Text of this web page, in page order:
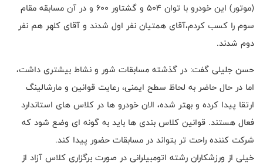
(موتور) این خودرو با توان ۵۰۴ و گشتاور ۶۰۰ و در آن مسابقه مقام
سوم را کسب کردم،آقای همتیان نفر اول شدند و آقای کلهر هم نفر
دوم شدند.
حسن جلیلی گفت: در گذشته مسابقات شور و نشاط بیشتری داشت،
اما در حال حاضر به لحاظ سطح ایمنی، رعایت قوانین و مارشالینگ
ارتقا پیدا کرده و بهتر شده، الان خودرو ها در کلاس های استاندارد
فعال هستند. قوانین کلاس بندی ها باید به گونه ای وضع شود که
شرکت کننده راحت تر بتواند در مسابقات حضور پیدا کند.
خیلی از ورزشکاران رشته اتومبیلرانی در صورت برگزاری کلاس آزاد از